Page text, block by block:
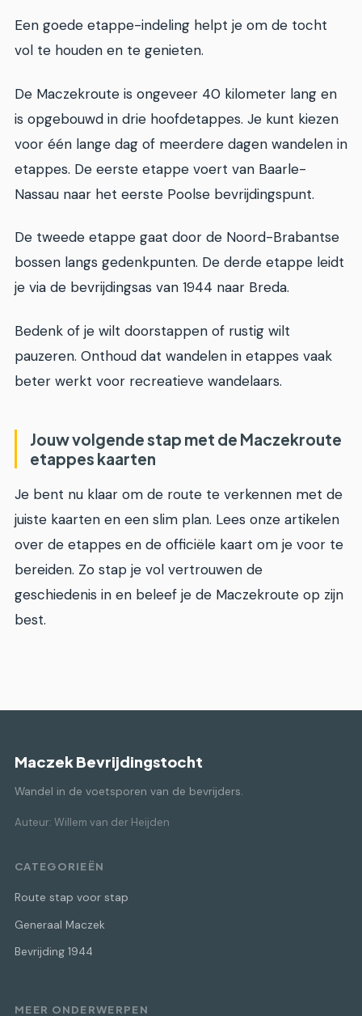
Een goede etappe-indeling helpt je om de tocht
vol te houden en te genieten.
De Maczekroute is ongeveer 40 kilometer lang en
is opgebouwd in drie hoofdetappes. Je kunt kiezen
voor één lange dag of meerdere dagen wandelen in
etappes. De eerste etappe voert van Baarle-
Nassau naar het eerste Poolse bevrijdingspunt.
De tweede etappe gaat door de Noord-Brabantse
bossen langs gedenkpunten. De derde etappe leidt
je via de bevrijdingsas van 1944 naar Breda.
Bedenk of je wilt doorstappen of rustig wilt
pauzeren. Onthoud dat wandelen in etappes vaak
beter werkt voor recreatieve wandelaars.
Jouw volgende stap met de Maczekroute
etappes kaarten
Je bent nu klaar om de route te verkennen met de
juiste kaarten en een slim plan. Lees onze artikelen
over de etappes en de officiële kaart om je voor te
bereiden. Zo stap je vol vertrouwen de
geschiedenis in en beleef je de Maczekroute op zijn
best.
Maczek Bevrijdingstocht
Wandel in de voetsporen van de bevrijders.
Auteur: Willem van der Heijden
CATEGORIEËN
Route stap voor stap
Generaal Maczek
Bevrijding 1944
MEER ONDERWERPEN